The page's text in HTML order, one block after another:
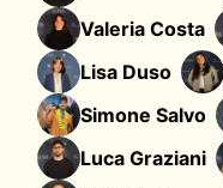
Valeria Costa
Lisa Duso
Simone Salvo
Luca Graziani